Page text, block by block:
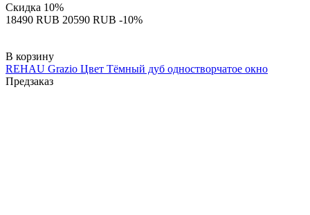
Скидка 10%
‍18490‍ RUB ‍20590‍ RUB -10%
В корзину
REHAU Grazio Цвет Тёмный дуб одностворчатое окно
Предзаказ